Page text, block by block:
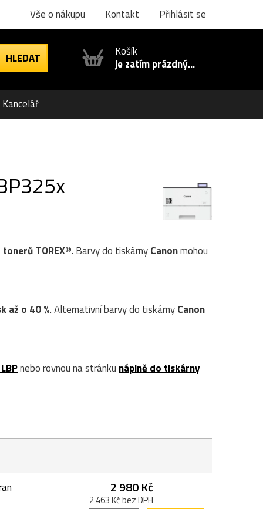
Vše o nákupu Kontakt Přihlásit se
Košík
je zatím prázdný...
Kancelář
tonerů TOREX®. Barvy do tiskárnyCanonmohou
až o 40 %. Alternativní barvy do tiskárnyCanon
nebo rovnou na stránku náplně do tiskárny
2 980 Kč
2 463 Kč bez DPH